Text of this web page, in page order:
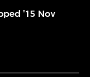
'15 Nov